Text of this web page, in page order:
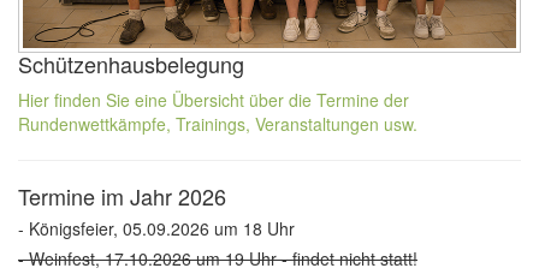
Schützenhausbelegung
Hier finden Sie eine Übersicht über die Termine der
Rundenwettkämpfe, Trainings, Veranstaltungen usw.
Termine im Jahr 2026
- Königsfeier, 05.09.2026 um 18 Uhr
- Weinfest, 17.10.2026 um 19 Uhr - findet nicht statt!